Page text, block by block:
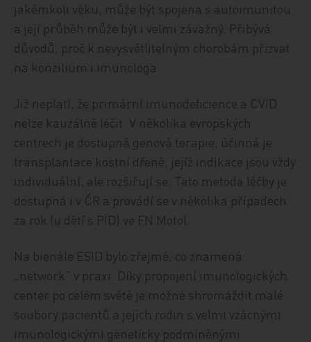
jakémkoli věku, může být spojena s autoimunitou
a její průběh může být i velmi závažný. Přibývá
důvodů, proč k nevysvětlitelným chorobám přizvat
na konzilium i imunologa.
Již neplatí, že primární imunodeficience a CVID
nelze kauzálně léčit. V několika evropských
centrech je dostupná genová terapie, účinná je
transplantace kostní dřeně, jejíž indikace jsou vždy
individuální, ale rozšiřují se. Tato metoda léčby je
dostupná i v ČR a provádí se v několika případech
za rok (u dětí s PID) ve FN Motol.
Na bienále ESID bylo zřejmé, co znamená
„network“ v praxi. Díky propojení imunologických
center po celém světě je možné shromáždit malé
soubory pacientů a jejich rodin s velmi vzácnými
imunologickými geneticky podmíněnými